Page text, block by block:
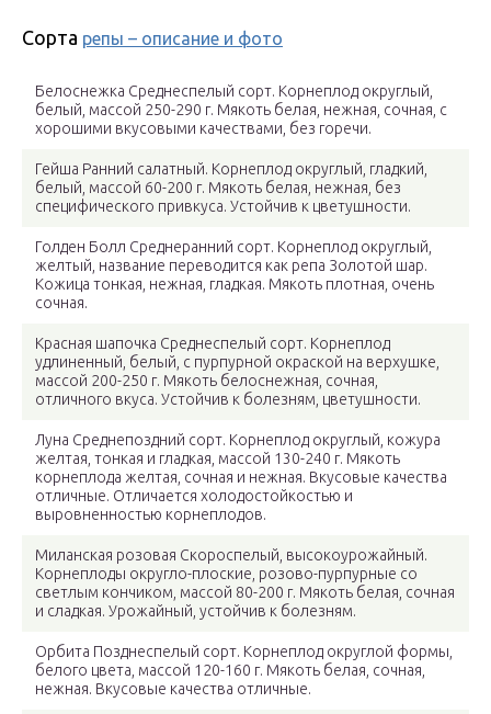
Сорта репы – описание и фото
Белоснежка Среднеспелый сорт. Корнеплод округлый,
белый, массой 250-290 г. Мякоть белая, нежная, сочная, с
хорошими вкусовыми качествами, без горечи.
Гейша Ранний салатный. Корнеплод округлый, гладкий,
белый, массой 60-200 г. Мякоть белая, нежная, без
специфического привкуса. Устойчив к цветушности.
Голден Болл Среднеранний сорт. Корнеплод округлый,
желтый, название переводится как репа Золотой шар.
Кожица тонкая, нежная, гладкая. Мякоть плотная, очень
сочная.
Красная шапочка Среднеспелый сорт. Корнеплод
удлиненный, белый, с пурпурной окраской на верхушке,
массой 200-250 г. Мякоть белоснежная, сочная,
отличного вкуса. Устойчив к болезням, цветушности.
Луна Среднепоздний сорт. Корнеплод округлый, кожура
желтая, тонкая и гладкая, массой 130-240 г. Мякоть
корнеплода желтая, сочная и нежная. Вкусовые качества
отличные. Отличается холодостойкостью и
выровненностью корнеплодов.
Миланская розовая Скороспелый, высокоурожайный.
Корнеплоды округло-плоские, розово-пурпурные со
светлым кончиком, массой 80-200 г. Мякоть белая, сочная
и сладкая. Урожайный, устойчив к болезням.
Орбита Позднеспелый сорт. Корнеплод округлой формы,
белого цвета, массой 120-160 г. Мякоть белая, сочная,
нежная. Вкусовые качества отличные.